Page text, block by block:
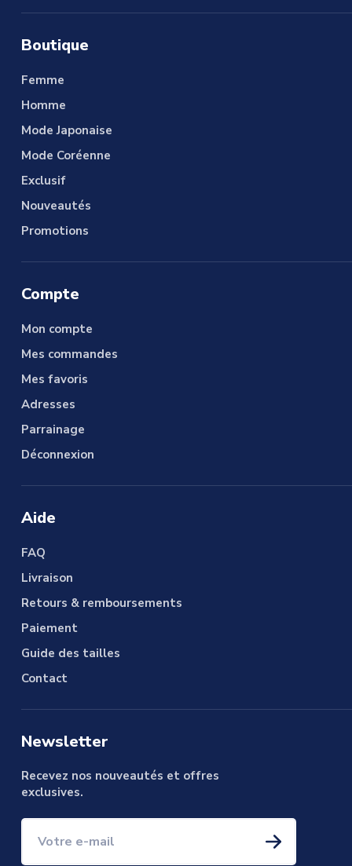
Boutique
Femme
Homme
Mode Japonaise
Mode Coréenne
Exclusif
Nouveautés
Promotions
Compte
Mon compte
Mes commandes
Mes favoris
Adresses
Parrainage
Déconnexion
Aide
FAQ
Livraison
Retours & remboursements
Paiement
Guide des tailles
Contact
Newsletter
Recevez nos nouveautés et offres
exclusives.